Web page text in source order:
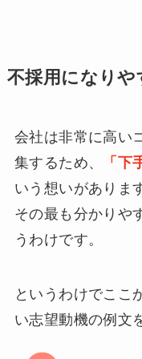
不採用になりや
会社は非常に高い
集するため、
「下
いう想いがありま
その最も分かりや
うわけです。
というわけでここ
い志望動機の例文